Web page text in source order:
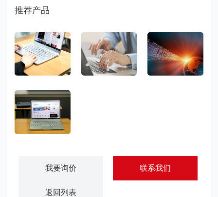
觉设计来抓住用户的心。我们既希望文案简单易懂，也
推荐产品
我要询价 联系我们
返回列表